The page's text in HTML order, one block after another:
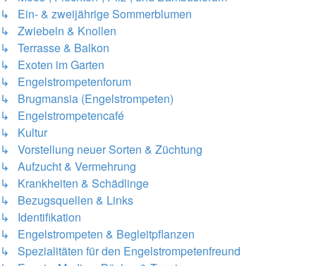
↳ Ein- & zweijährige Sommerblumen
↳ Zwiebeln & Knollen
↳ Terrasse & Balkon
↳ Exoten im Garten
↳ Engelstrompetenforum
↳ Brugmansia (Engelstrompeten)
↳ Engelstrompetencafé
↳ Kultur
↳ Vorstellung neuer Sorten & Züchtung
↳ Aufzucht & Vermehrung
↳ Krankheiten & Schädlinge
↳ Bezugsquellen & Links
↳ Identifikation
↳ Engelstrompeten & Begleitpflanzen
↳ Spezialitäten für den Engelstrompetenfreund